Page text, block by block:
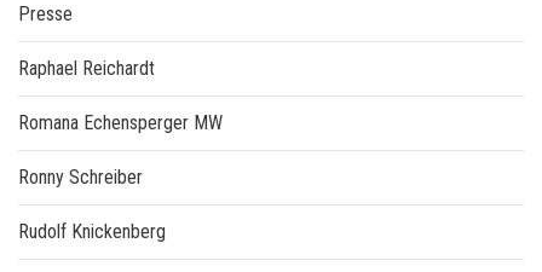
Presse
Raphael Reichardt
Romana Echensperger MW
Ronny Schreiber
Rudolf Knickenberg